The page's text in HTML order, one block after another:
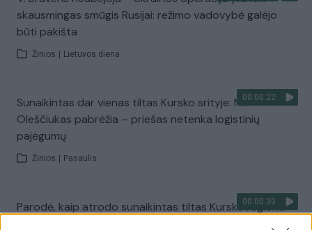
skausmingas smūgis Rusijai: režimo vadovybė galėjo
būti pakišta
Žinios Lietuvos diena
00:00:22
Sunaikintas dar vienas tiltas Kursko srityje: M.
Oleščiukas pabrėžia – priešas netenka logistinių
pajėgumų
Žinios Pasaulis
00:00:30
Parodė, kaip atrodo sunaikintas tiltas Kursko regione: